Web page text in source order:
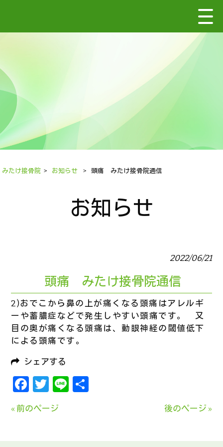
みたけ接骨院 > お知らせ > 頭痛 みたけ接骨院通信
お知らせ
2022/06/21
頭痛 みたけ接骨院通信
2)おでこから鼻の上が痛くなる頭痛はアレルギ
ーや蓄膿症などで発生しやすい頭痛です。 又
目の奥が痛くなる頭痛は、動眼神経の閾値低下
による頭痛です。
シェアする
Facebook
Twitter
Line
« 前のページ 後のページ »